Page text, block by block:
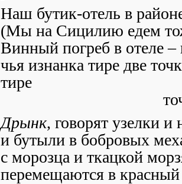
Наш бутик-отель в
(Мы на Сицилию едем
Винный погреб в отеле
чья изнанка тире две
тире
Дрынк, говорят узелки и
и бутыли в бобровых
с морозца и ткацкой
перемещаются в красный